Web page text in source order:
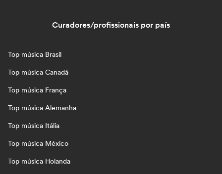
Curadores/profissionais por país
Top música Brasil
Top música Canadá
Top música França
Top música Alemanha
Top música Itália
Top música México
Top música Holanda